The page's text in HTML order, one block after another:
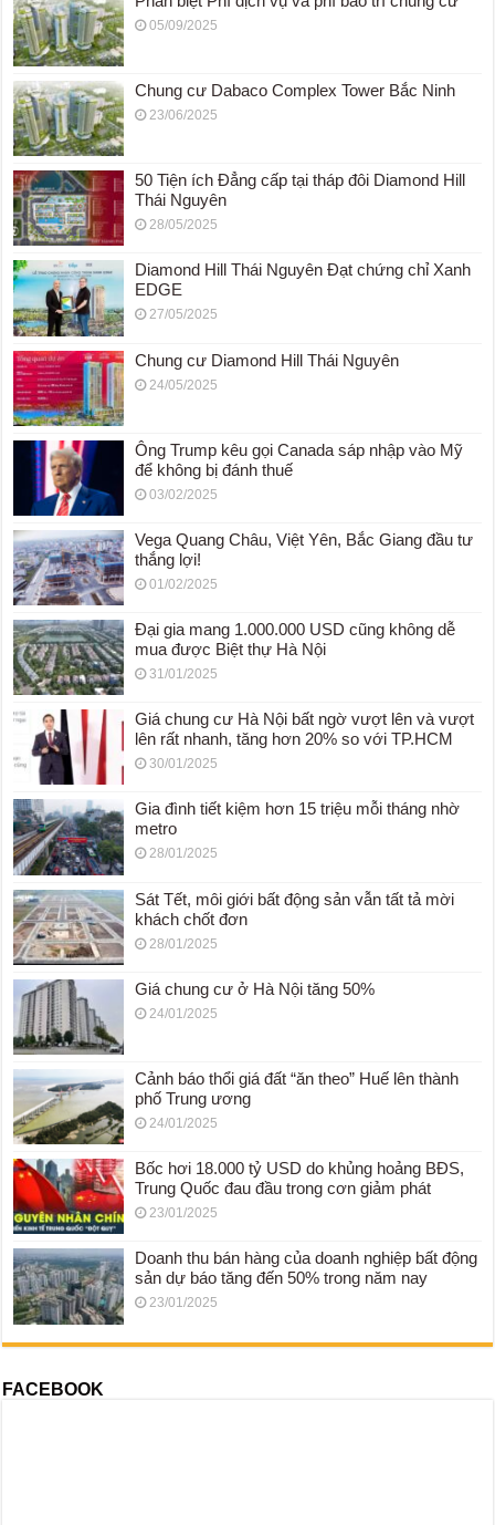
05/09/2025
Chung cư Dabaco Complex Tower Bắc Ninh
23/06/2025
50 Tiện ích Đẳng cấp tại tháp đôi Diamond Hill
Thái Nguyên
28/05/2025
Diamond Hill Thái Nguyên Đạt chứng chỉ Xanh
EDGE
27/05/2025
Chung cư Diamond Hill Thái Nguyên
24/05/2025
Ông Trump kêu gọi Canada sáp nhập vào Mỹ
để không bị đánh thuế
03/02/2025
Vega Quang Châu, Việt Yên, Bắc Giang đầu tư
thắng lợi!
01/02/2025
Đại gia mang 1.000.000 USD cũng không dễ
mua được Biệt thự Hà Nội
31/01/2025
Giá chung cư Hà Nội bất ngờ vượt lên và vượt
lên rất nhanh, tăng hơn 20% so với TP.HCM
30/01/2025
Gia đình tiết kiệm hơn 15 triệu mỗi tháng nhờ
metro
28/01/2025
Sát Tết, môi giới bất động sản vẫn tất tả mời
khách chốt đơn
28/01/2025
Giá chung cư ở Hà Nội tăng 50%
24/01/2025
Cảnh báo thổi giá đất “ăn theo” Huế lên thành
phố Trung ương
24/01/2025
Bốc hơi 18.000 tỷ USD do khủng hoảng BĐS,
Trung Quốc đau đầu trong cơn giảm phát
23/01/2025
Doanh thu bán hàng của doanh nghiệp bất động
sản dự báo tăng đến 50% trong năm nay
23/01/2025
FACEBOOK